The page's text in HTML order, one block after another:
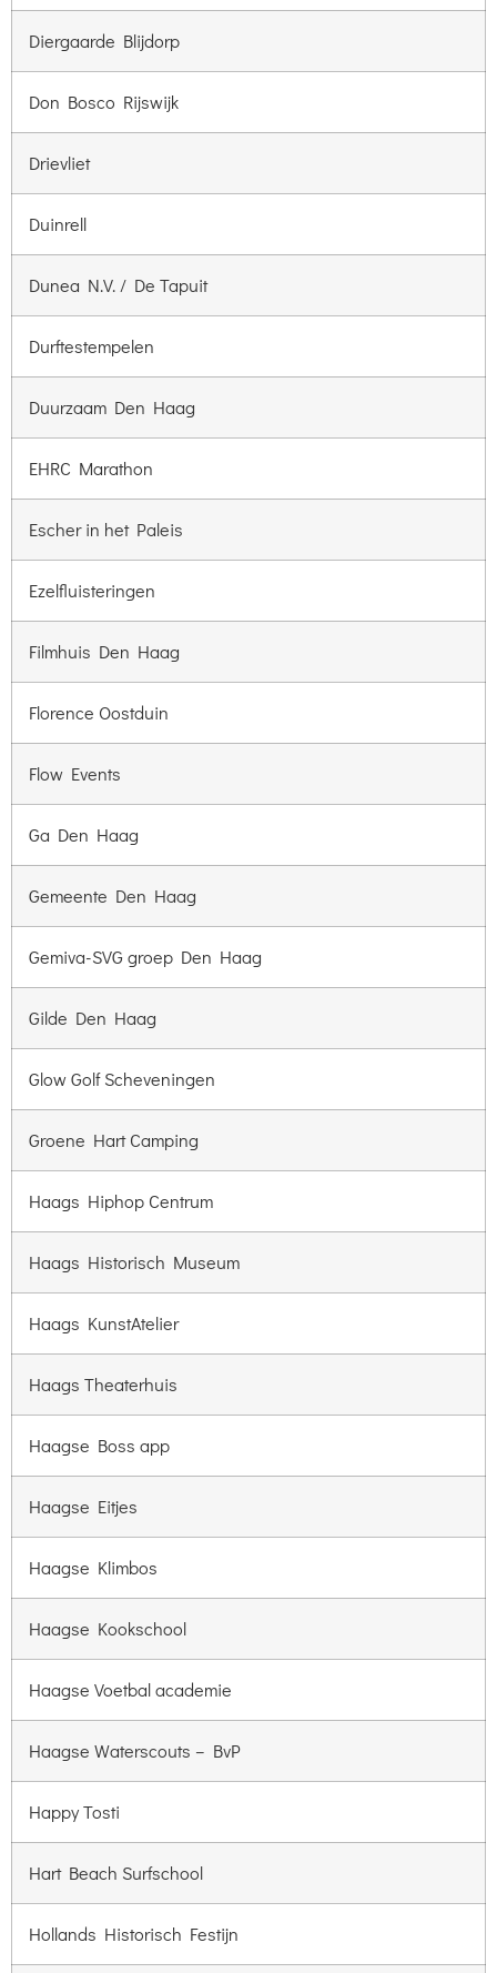
Diergaarde Blijdorp
Don Bosco Rijswijk
Drievliet
Duinrell
Dunea N.V. / De Tapuit
Durftestempelen
Duurzaam Den Haag
EHRC Marathon
Escher in het Paleis
Ezelfluisteringen
Filmhuis Den Haag
Florence Oostduin
Flow Events
Ga Den Haag
Gemeente Den Haag
Gemiva-SVG groep Den Haag
Gilde Den Haag
Glow Golf Scheveningen
Groene Hart Camping
Haags Hiphop Centrum
Haags Historisch Museum
Haags KunstAtelier
Haags Theaterhuis
Haagse Boss app
Haagse Eitjes
Haagse Klimbos
Haagse Kookschool
Haagse Voetbal academie
Haagse Waterscouts – BvP
Happy Tosti
Hart Beach Surfschool
Hollands Historisch Festijn